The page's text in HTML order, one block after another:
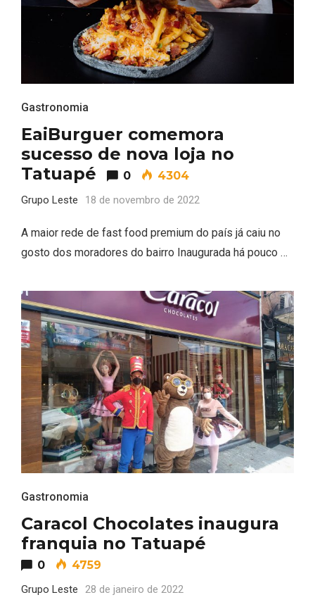
Gastronomia
EaiBurguer comemora
sucesso de nova loja no
Tatuapé
0 4304
Grupo Leste 18 de novembro de 2022
A maior rede de fast food premium do país já caiu no
gosto dos moradores do bairro Inaugurada há pouco …
Gastronomia
Caracol Chocolates inaugura
franquia no Tatuapé
0 4759
Grupo Leste 28 de janeiro de 2022